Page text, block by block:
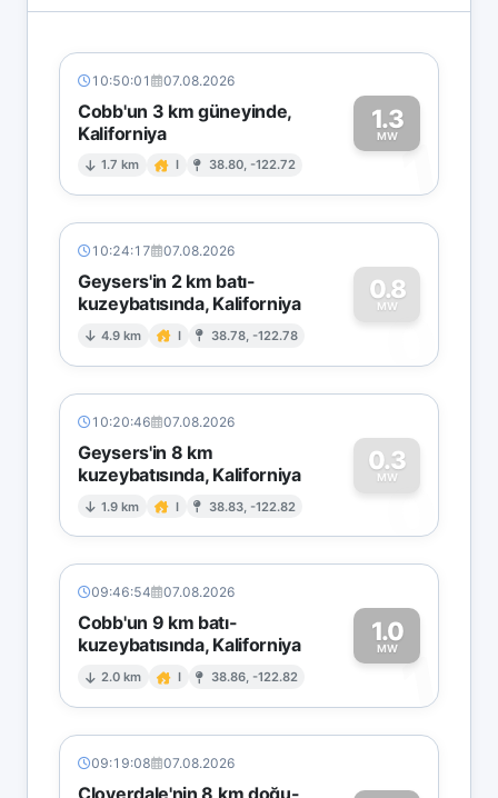
10:50:01 07.08.2026
Cobb'un 3 km güneyinde,
Kaliforniya
1.7 km I 38.80, -122.72
1.3
MW1
10:24:17 07.08.2026
Geysers'in 2 km batı-
kuzeybatısında, Kaliforniya
4.9 km I 38.78, -122.78
0.8
MW
0
10:20:46 07.08.2026
Geysers'in 8 km
kuzeybatısında, Kaliforniya
1.9 km I 38.83, -122.82
0.3
MW
0
09:46:54 07.08.2026
Cobb'un 9 km batı-
kuzeybatısında, Kaliforniya
2.0 km I 38.86, -122.82
1.0
MW1
09:19:08 07.08.2026
Cloverdale'nin 8 km doğu-